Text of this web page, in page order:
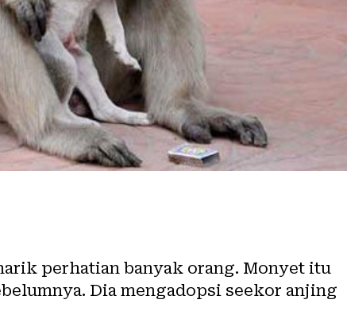
perhatian banyak orang. Monyet itu
Dia mengadopsi seekor anjing